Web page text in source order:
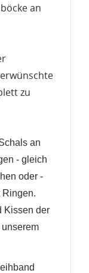
an
zu
an
- gleich
oder -
Ringen.
Kissen der
erstellen
Anmelden